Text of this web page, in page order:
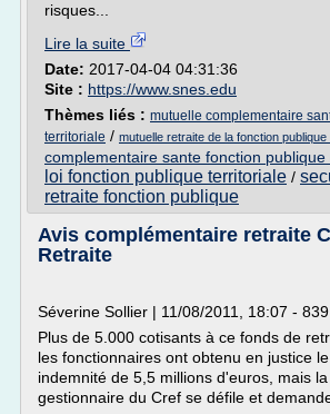
risques...
Lire la suite
Date: 2017-04-04 04:31:36
Site : https://www.snes.edu
Thèmes liés : mutuelle complementaire
territoriale / mutuelle retraite de la fonction publique
complementaire sante fonction publique
loi fonction publique territoriale /
retraite fonction publique
Avis complémentaire retraite
Retraite
Séverine Sollier | 11/08/2011, 18:07 -
Plus de 5.000 cotisants à ce fonds de
les fonctionnaires ont obtenu en justice
indemnité de 5,5 millions d'euros, mais
gestionnaire du Cref se défile et